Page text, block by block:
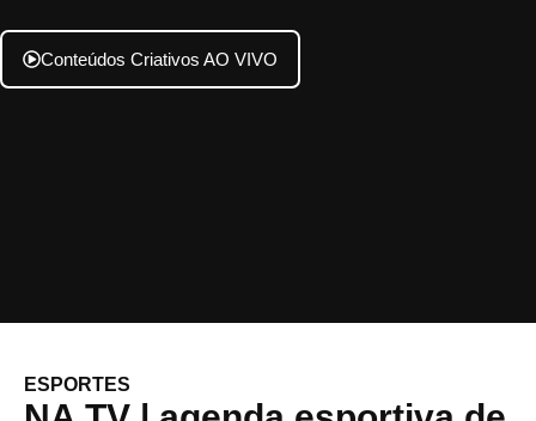
Conteúdos Criativos AO VIVO
ESPORTES